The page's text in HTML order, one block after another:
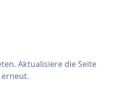
Aktualisiere die Seite